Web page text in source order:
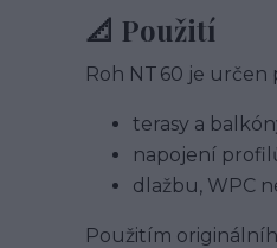
📐 Použití
Roh NT 60 je určen
terasy a
napojení
dlažbu, WPC
Použitím